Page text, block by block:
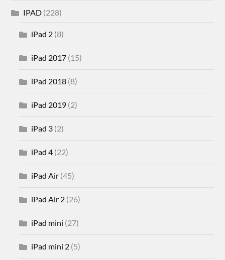
IPAD (228)
iPad 2 (8)
iPad 2017 (15)
iPad 2018 (8)
iPad 2019 (2)
iPad 3 (2)
iPad 4 (22)
iPad Air (45)
iPad Air 2 (26)
iPad mini (27)
iPad mini 2 (5)